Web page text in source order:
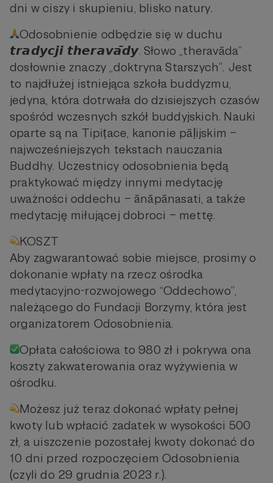
dni w ciszy i skupieniu, blisko natury.
Odosobnienie odbędzie się w duchu
𝙩𝙧𝙖𝙙𝙮𝙘𝙟𝙞 𝙩𝙝𝙚𝙧𝙖𝙫𝙖̄𝙙𝙮. Słowo „theravāda”
dosłownie znaczy „doktryna Starszych”. Jest
to najdłużej istniejąca szkoła buddyzmu,
jedyna, która dotrwała do dzisiejszych czasów
spośród wczesnych szkół buddyjskich. Nauki
oparte są na Tipiṭace, kanonie pāḷijskim –
najwcześniejszych tekstach nauczania
Buddhy. Uczestnicy odosobnienia będą
praktykować między innymi medytację
uważności oddechu – ānāpānasati, a także
medytację miłującej dobroci – mettę.
KOSZT
Aby zagwarantować sobie miejsce, prosimy o
dokonanie wpłaty na rzecz ośrodka
medytacyjno-rozwojowego “Oddechowo”,
należącego do Fundacji Borzymy, która jest
organizatorem Odosobnienia.
Opłata całościowa to 980 zł i pokrywa ona
koszty zakwaterowania oraz wyżywienia w
ośrodku.
Możesz już teraz dokonać wpłaty pełnej
kwoty lub wpłacić zadatek w wysokości 500
zł, a uiszczenie pozostałej kwoty dokonać do
10 dni przed rozpoczęciem Odosobnienia
(czyli do 29 grudnia 2023 r.).